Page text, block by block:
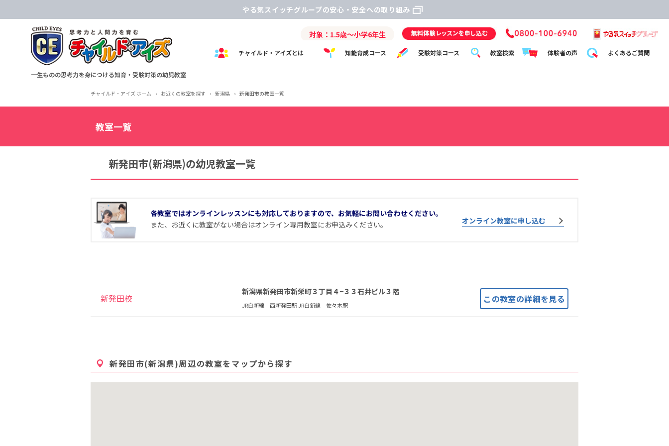
やる気スイッチグループの安心・安全への取り組み
一生ものの思考力を身につける知育・受験対策の幼児教室
対象：1.5歳～小学6年生
チャイルド・アイズとは 知能育成コース 受験対策コース 教室検索 体験者の声 よくあるご質問
チャイルド・アイズ ホーム › お近くの教室を探す › 新潟県 › 新発田市の教室一覧
教室一覧
新発田市(新潟県)の幼児教室一覧
各教室ではオンラインレッスンにも対応しておりますので、お気軽にお問い合わせください。
また、お近くに教室がない場合はオンライン専用教室にお申込みください。
オンライン教室に申し込む
新発田校
新潟県新発田市新栄町３丁目４−３３石井ビル３階
JR白新線 西新発田駅 JR白新線 佐々木駅
新発田市(新潟県)周辺の教室をマップから探す